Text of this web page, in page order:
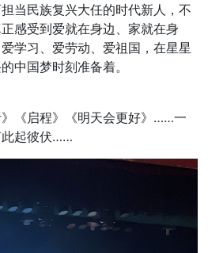
当民族复兴大任的时代新人，不
感受到爱就在身边、家就在身
学习、爱劳动、爱祖国，在星星
中国梦时刻准备着。
》《启程》《明天会更好》……一
此起彼伏……